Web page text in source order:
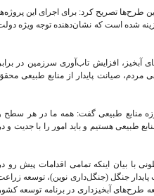
طرح‌ها تصریح کرد: برای اجرای این
و هزینه شده است که نشان‌دهنده توجه ویژه
آبخیز، افزایش تاب‌آوری سرزمین در برابر
صیانت پایدار از منابع طبیعی
منابع طبیعی گفت: همه ما در هر سطح
طبیعی هستیم و باید امور را با جدیت و در
با بیان اینکه تمامی اقدامات پیش‌ رو در
جنگل (جنگل‌داری نوین)، توسعه
طرح‌های آبخیزداری در برنامه توسعه کشور